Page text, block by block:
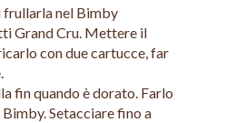
frullarla nel Bimby
Grand Cru. Mettere il
con due cartucce, far
fin quando è dorato. Farlo
Setacciare fino a